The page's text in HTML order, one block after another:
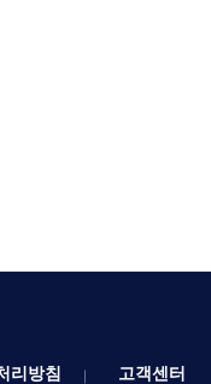
리방침 고객센터